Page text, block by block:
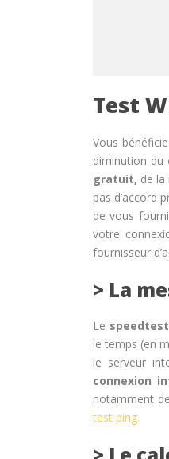
Test
Vous
diminution du
gratuit, de la
pas d’accord
de vous
votre
fournisseur
> La
Le speedtest
le temps (en
le serveur
connexion
notamment
test ping.